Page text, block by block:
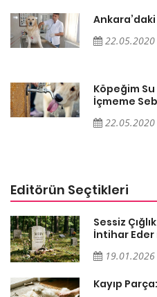
22.05.2020
Köpeğim
İçmeme
22.05.2020
Editörün Seçtikleri
Sessiz
İntihar Eder
19.01.2026
Kayıp